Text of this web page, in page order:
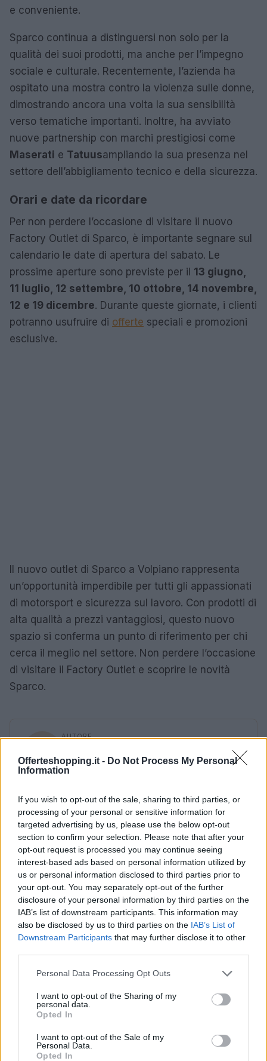
Offerteshopping.it - Do Not Process My Personal
Information
If you wish to opt-out of the sale, sharing to third parties, or
processing of your personal or sensitive information for
targeted advertising by us, please use the below opt-out
section to confirm your selection. Please note that after your
opt-out request is processed you may continue seeing
interest-based ads based on personal information utilized by
us or personal information disclosed to third parties prior to
your opt-out. You may separately opt-out of the further
disclosure of your personal information by third parties on the
IAB’s list of downstream participants. This information may
also be disclosed by us to third parties on the IAB’s List of
Downstream Participants that may further disclose it to other
Please note that this website/app uses one or more Google
not limited to your visit or usage behaviour. You may click to
grant or deny consent to Google and its third-party tags to
use your data for below specified purposes in below Google
consent section.
Personal Data Processing Opt Outs
I want to opt-out of the Sharing of my
personal data.
Opted In
I want to opt-out of the Sale of my
Personal Data.
Opted In
e conveniente.
Sparco continua a distinguersi non solo per la
qualità dei suoi prodotti, ma anche per l’impegno
sociale e culturale. Recentemente, l’azienda ha
ospitato una mostra contro la violenza sulle donne,
dimostrando ancora una volta la sua sensibilità
verso tematiche importanti. Inoltre, ha avviato
nuove partnership con marchi prestigiosi come
Maserati e Tatuusampliando la sua presenza nel
settore dell’abbigliamento tecnico e della sicurezza.
Orari e date da ricordare
Per non perdere l’occasione di visitare il nuovo
Factory Outlet di Sparco, è importante segnare sul
calendario le date di apertura del sabato. Le
prossime aperture sono previste per il 13 giugno,
11 luglio, 12 settembre, 10 ottobre, 14 novembre,
12 e 19 dicembre. Durante queste giornate, i clienti
potranno usufruire di offerte speciali e promozioni
esclusive.
Il nuovo outlet di Sparco a Volpiano rappresenta
un’opportunità imperdibile per tutti gli appassionati
di motorsport e sicurezza sul lavoro. Con prodotti di
alta qualità a prezzi vantaggiosi, questo nuovo
spazio si conferma un punto di riferimento per chi
cerca il meglio nel settore. Non perdere l’occasione
di visitare il Factory Outlet e scoprire le novità
Sparco.
AUTORE
Davide Ferraro, giornalista esperto di consumi
lettori a riconoscere lo sconto reale dal
marketing; collabora da anni con guide all
acquisto.